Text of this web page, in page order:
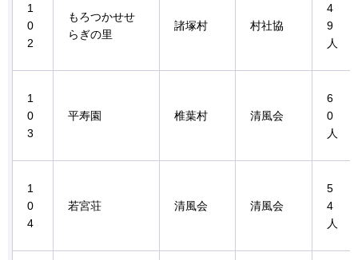
1
0
2
もろつかせせ
らぎの里
諸塚村 村社協
4
9
人
1
0
3
平寿園 椎葉村 清風会
6
0
人
1
0
4
若宮荘 清風会 清風会
5
4
人